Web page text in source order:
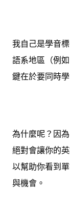
我自己是學音
語系地區（例
鍵在於要同時
為什麼呢？因
絕對會讓你的
以幫助你看到
與機會。